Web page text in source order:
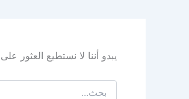
يبدو أننا لا نستطيع العثور